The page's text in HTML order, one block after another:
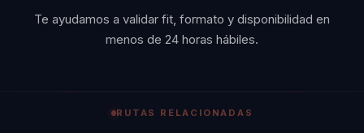
Te ayudamos a validar fit, formato y disponibilidad en
menos de 24 horas hábiles.
RUTAS RELACIONADAS